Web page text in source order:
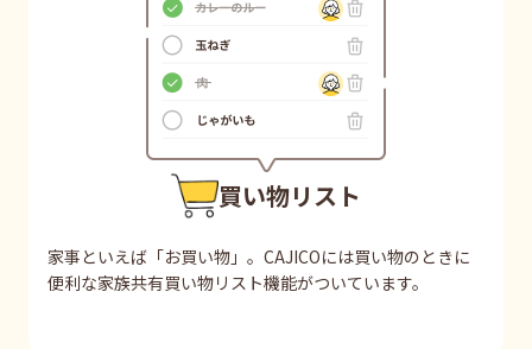
買い物リスト
家事といえば「お買い物」。CAJICOには買い物のときに
便利な家族共有買い物リスト機能がついています。